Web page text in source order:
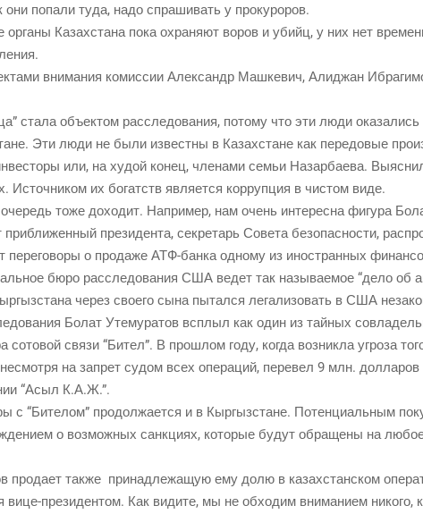
они попа­ли туда, надо спра­ши­вать у прокуроров.
орга­ны Казах­ста­на пока охра­ня­ют воров и убийц, у них нет
вни­ма­ния комис­сии Алек­сандр Маш­ке­вич, Али­джан
ста­ла объ­ек­том рас­сле­до­ва­ния, пото­му что эти люди
Эти люди не были извест­ны в Казах­стане как пере­до­вые
или, на худой конец, чле­на­ми семьи Назар­ба­е­ва.
Источ­ни­ком их богатств явля­ет­ся кор­руп­ция в чистом виде.
оче­редь тоже дохо­дит. Напри­мер, нам очень инте­рес­на фигу­ра
при­бли­жен­ный пре­зи­ден­та, сек­ре­тарь Сове­та без­опас­но­сти,
пере­го­во­ры о про­да­же АТФ-бан­ка одно­му из ино­стран­ных
бюро рас­сле­до­ва­ния США ведет так назы­ва­е­мое “дело об
через сво­е­го сына пытал­ся лега­ли­зо­вать в США
Болат Уте­му­ра­тов всплыл как один из тай­ных
сото­вой свя­зи “Бител”. В про­шлом году, когда воз­ник­ла угро­за
на запрет судом всех опе­ра­ций, пере­вел 9 млн. дол­ла­ров
“Асыл К.А.Ж.”.
с “Бите­лом” про­дол­жа­ет­ся и в Кыр­гыз­стане. Потен­ци­аль­ным
о воз­мож­ных санк­ци­ях, кото­рые будут обра­ще­ны на
про­да­ет так­же при­над­ле­жа­щую ему долю в казах­стан­ском
пре­зи­ден­том. Как види­те, мы не обхо­дим вни­ма­ни­ем нико­го,